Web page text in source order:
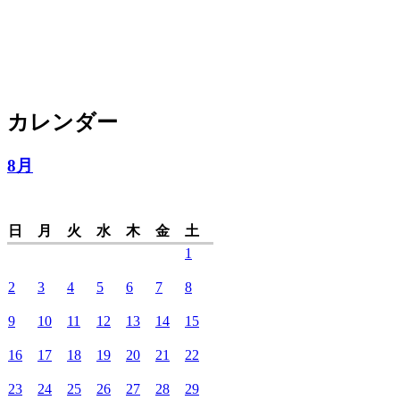
カレンダー
8月
日 月 火 水 木 金
土
1
2 3 4 5 6 7 8
9 10 11 12 13 14 15
16 17 18 19 20 21 22
23 24 25 26 27 28 29